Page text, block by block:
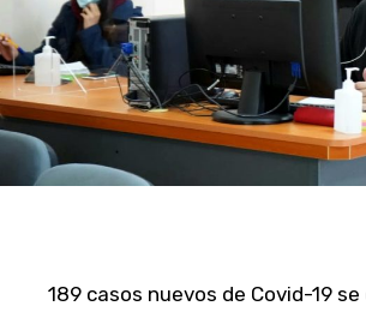
189 casos nuevos de Covid-19